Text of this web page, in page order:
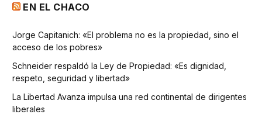
EN EL CHACO
Jorge Capitanich: «El problema no es la propiedad, sino el
acceso de los pobres»
Schneider respaldó la Ley de Propiedad: «Es dignidad,
respeto, seguridad y libertad»
La Libertad Avanza impulsa una red continental de dirigentes
liberales